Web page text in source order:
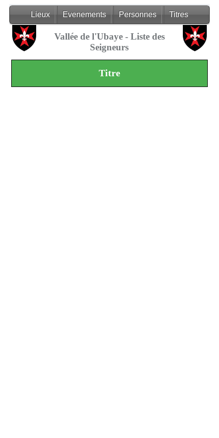
Lieux Evenements Personnes Titres
Vallée de l'Ubaye - Liste des
Seigneurs
Titre